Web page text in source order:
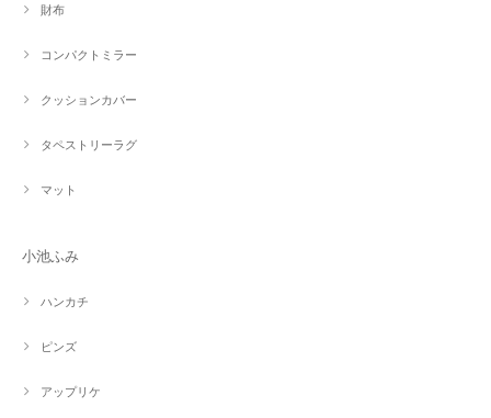
財布
コンパクトミラー
クッションカバー
タペストリーラグ
マット
小池ふみ
ハンカチ
ピンズ
アップリケ